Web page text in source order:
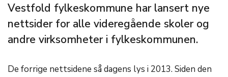
Vestfold fylkeskommune har lansert nye
nettsider for alle videregående skoler og
andre virksomheter i fylkeskommunen.
De forrige nettsidene så dagens lys i 2013. Siden den